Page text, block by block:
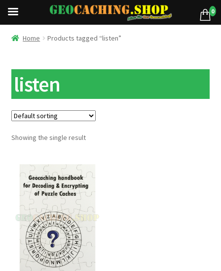
Home Products tagged “listen”
listen
Showing the single result
0